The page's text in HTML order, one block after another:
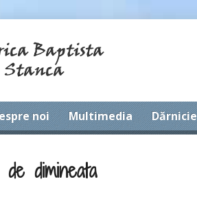
noi Multimedia Dărnicie
dimineata